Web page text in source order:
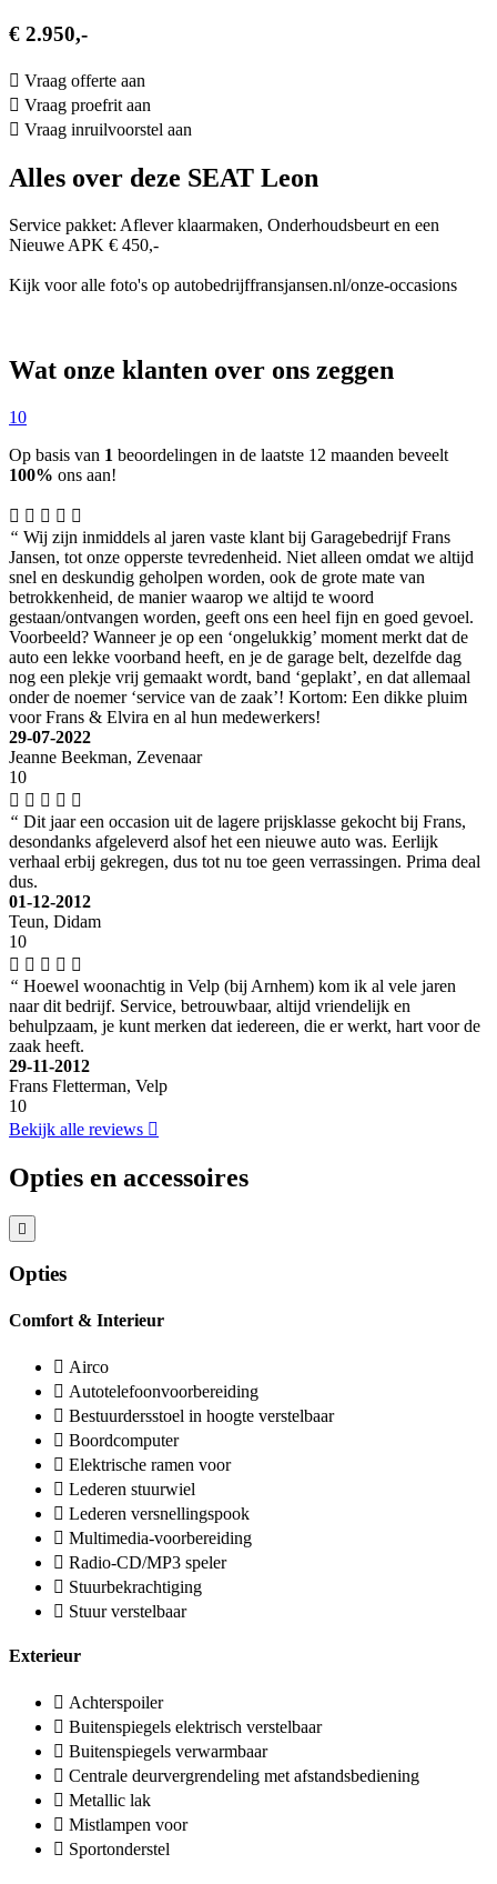
€ 2.950,-
Vraag offerte aan
Vraag proefrit aan
Vraag inruilvoorstel aan
Alles over deze SEAT Leon
Service pakket: Aflever klaarmaken, Onderhoudsbeurt en een
Nieuwe APK € 450,-
Kijk voor alle foto's op autobedrijffransjansen.nl/onze-occasions
Wat onze klanten over ons zeggen
10
Op basis van 1 beoordelingen in de laatste 12 maanden beveelt
100% ons aan!
“ Wij zijn inmiddels al jaren vaste klant bij Garagebedrijf Frans
Jansen, tot onze opperste tevredenheid. Niet alleen omdat we altijd
snel en deskundig geholpen worden, ook de grote mate van
betrokkenheid, de manier waarop we altijd te woord
gestaan/ontvangen worden, geeft ons een heel fijn en goed gevoel.
Voorbeeld? Wanneer je op een ‘ongelukkig’ moment merkt dat de
auto een lekke voorband heeft, en je de garage belt, dezelfde dag
nog een plekje vrij gemaakt wordt, band ‘geplakt’, en dat allemaal
onder de noemer ‘service van de zaak’! Kortom: Een dikke pluim
voor Frans & Elvira en al hun medewerkers!
29-07-2022
Jeanne Beekman, Zevenaar
10
“ Dit jaar een occasion uit de lagere prijsklasse gekocht bij Frans,
desondanks afgeleverd alsof het een nieuwe auto was. Eerlijk
verhaal erbij gekregen, dus tot nu toe geen verrassingen. Prima deal
dus.
01-12-2012
Teun, Didam
10
“ Hoewel woonachtig in Velp (bij Arnhem) kom ik al vele jaren
naar dit bedrijf. Service, betrouwbaar, altijd vriendelijk en
behulpzaam, je kunt merken dat iedereen, die er werkt, hart voor de
zaak heeft.
29-11-2012
Frans Fletterman, Velp
10
Bekijk alle reviews
Opties en accessoires
Opties
Comfort & Interieur
Airco
Autotelefoonvoorbereiding
Bestuurdersstoel in hoogte verstelbaar
Boordcomputer
Elektrische ramen voor
Lederen stuurwiel
Lederen versnellingspook
Multimedia-voorbereiding
Radio-CD/MP3 speler
Stuurbekrachtiging
Stuur verstelbaar
Exterieur
Achterspoiler
Buitenspiegels elektrisch verstelbaar
Buitenspiegels verwarmbaar
Centrale deurvergrendeling met afstandsbediening
Metallic lak
Mistlampen voor
Sportonderstel